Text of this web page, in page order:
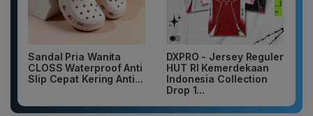
Sandal Pria Wanita
CLOSS Waterproof Anti
Slip Cepat Kering Anti...
DXPRO - Jersey Reguler
HUT RI Kemerdekaan
Indonesia Collection
Drop 1...